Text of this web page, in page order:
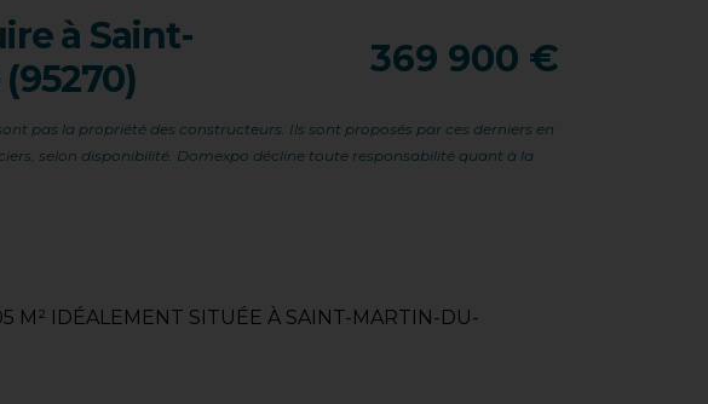
à Saint-
369 900 €
pas la propriété des constructeurs. Ils sont proposés par ces derniers en
selon disponibilité. Domexpo décline toute responsabilité quant à la
M² IDÉALEMENT SITUÉE À SAINT-MARTIN-DU-